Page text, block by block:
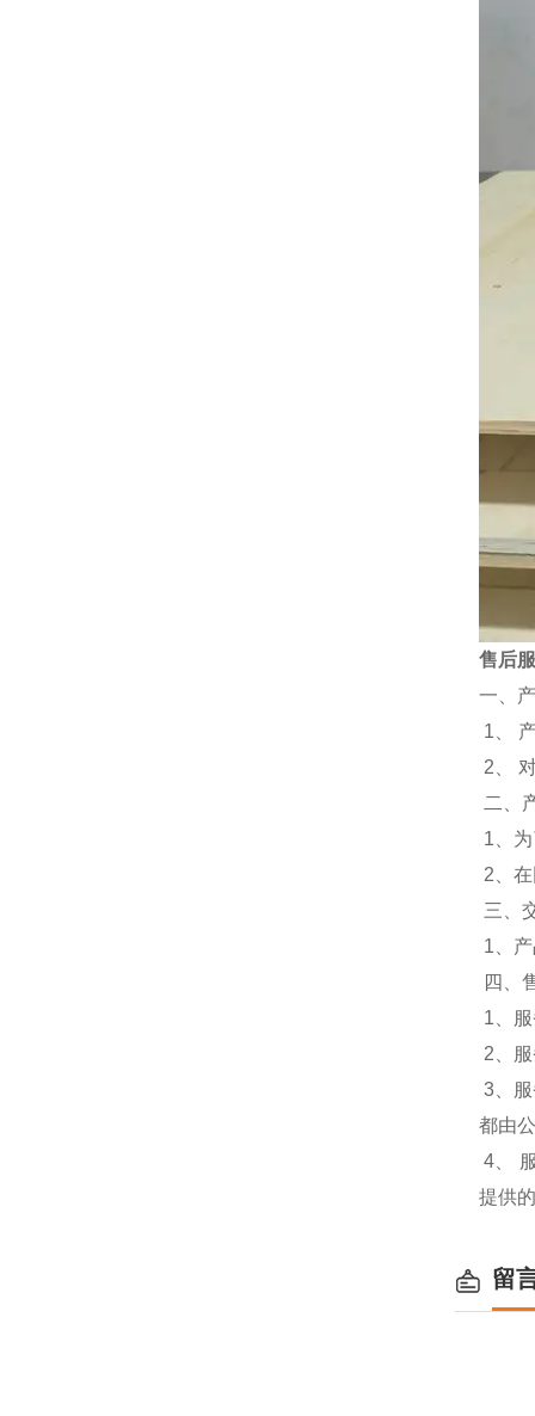
售后
一、
1、
2、
二、
1、
2、
三、
1、
四、
1、
2、
3、
都由
4、
提供
留